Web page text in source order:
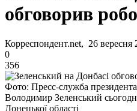
обговорив
Корреспондент.net, 26 вересня
0
356
Фото: Пресс-служба
Володимир Зеленський
Донецької області